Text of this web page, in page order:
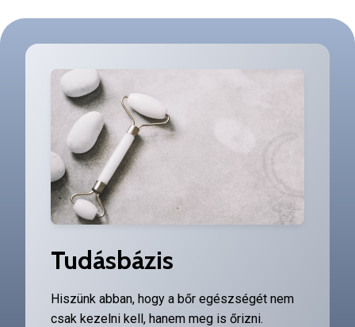
Tudásbázis
Hiszünk abban, hogy a bőr egészségét nem
csak kezelni kell, hanem meg is őrizni.